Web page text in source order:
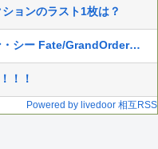
ョンのラスト1枚は？
【FGO】チャイナドレス バーヴァン・シー Fate/GrandOrderのイラスト紹介3985
！！
Powered by livedoor 相互RSS